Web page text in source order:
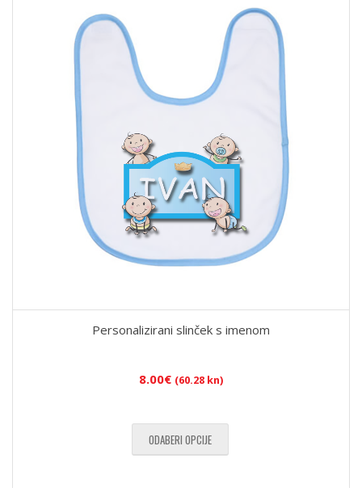
Personalizirani slinček s imenom
8.00€ (60.28 kn)
ODABERI OPCIJE